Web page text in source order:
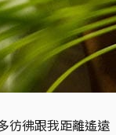
彷彿跟我距離遙遠